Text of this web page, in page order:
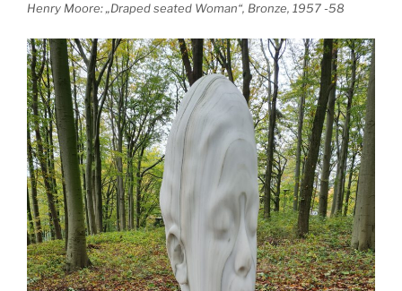
Henry Moore: „Draped seated Woman“, Bronze, 1957 -58